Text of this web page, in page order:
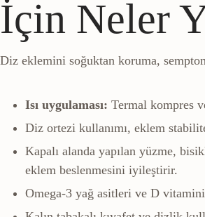
İçin Neler
Diz eklemini soğuktan koruma,
Isı uygulaması: Termal kompres
Diz ortezi kullanımı, eklem
Kapalı alanda yapılan yüzme,
eklem beslenmesini iyileştirir.
Omega-3 yağ asitleri ve D vitamini